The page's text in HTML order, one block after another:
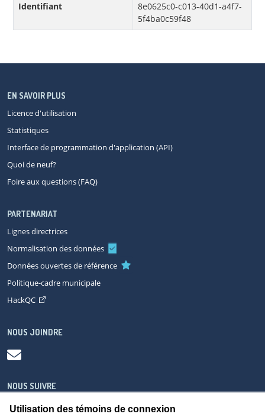
Identifiant
8e0625c0-c013-40d1-a4f7-
5f4ba0c59f48
Utilisation des témoins de connexion
EN SAVOIR PLUS
Licence d'utilisation
Statistiques
Interface de programmation d'application (API)
Quoi de neuf?
Foire aux questions (FAQ)
PARTENARIAT
Lignes directrices
Normalisation des données
Données ouvertes de référence
Politique-cadre municipale
HackQC
NOUS JOINDRE
NOUS SUIVRE